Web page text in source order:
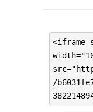
<iframe
/